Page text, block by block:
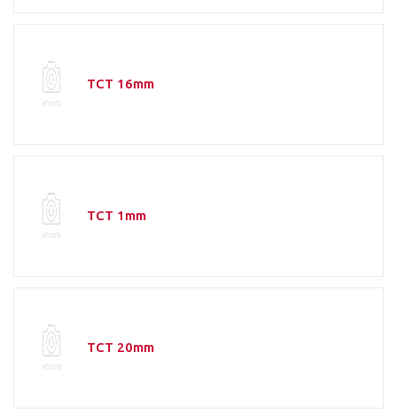
TCT 16mm
TCT 1mm
TCT 20mm